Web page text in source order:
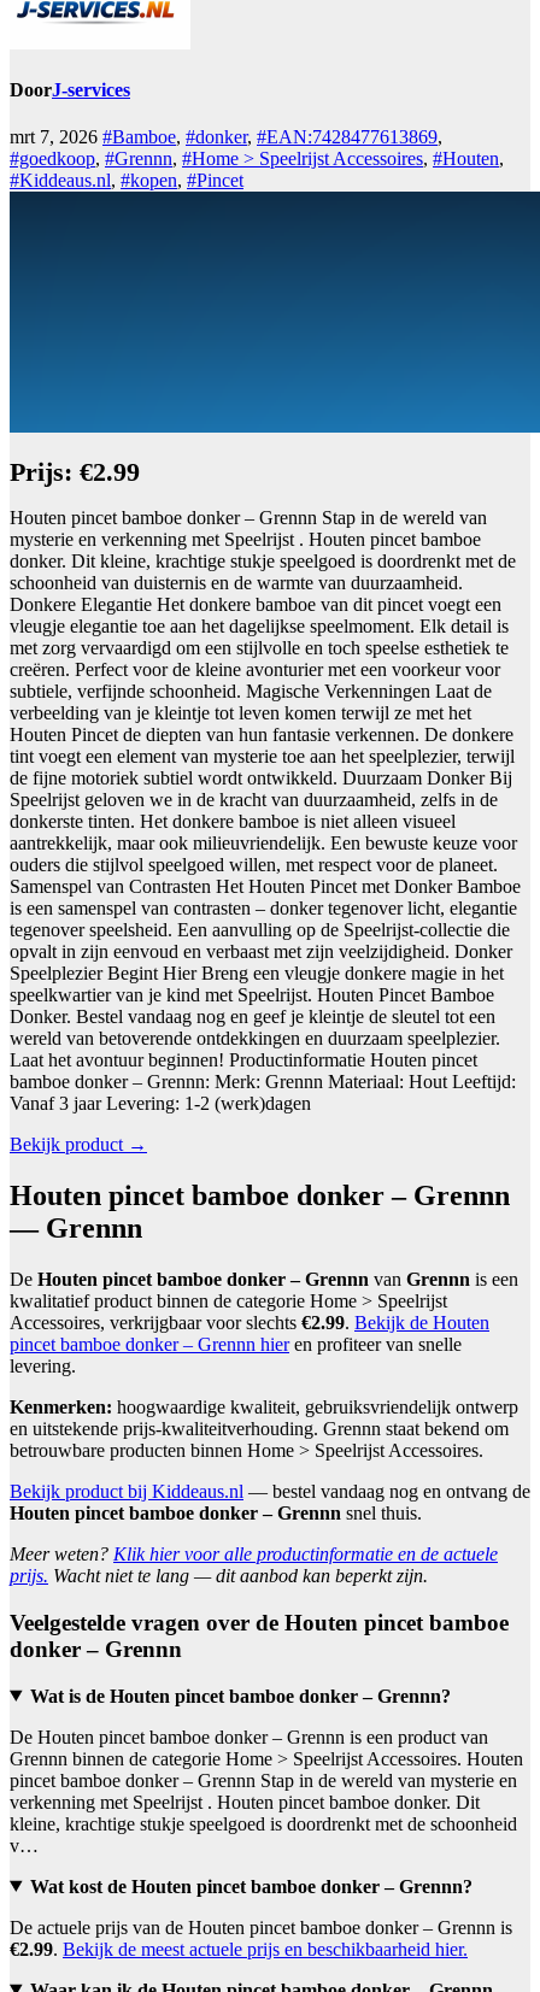
DoorJ-services
mrt 7, 2026 #Bamboe, #donker, #EAN:7428477613869,
#goedkoop, #Grennn, #Home > Speelrijst Accessoires, #Houten,
#Kiddeaus.nl, #kopen, #Pincet
Prijs: €2.99
Houten pincet bamboe donker – Grennn Stap in de wereld van
mysterie en verkenning met Speelrijst . Houten pincet bamboe
donker. Dit kleine, krachtige stukje speelgoed is doordrenkt met de
schoonheid van duisternis en de warmte van duurzaamheid.
Donkere Elegantie Het donkere bamboe van dit pincet voegt een
vleugje elegantie toe aan het dagelijkse speelmoment. Elk detail is
met zorg vervaardigd om een stijlvolle en toch speelse esthetiek te
creëren. Perfect voor de kleine avonturier met een voorkeur voor
subtiele, verfijnde schoonheid. Magische Verkenningen Laat de
verbeelding van je kleintje tot leven komen terwijl ze met het
Houten Pincet de diepten van hun fantasie verkennen. De donkere
tint voegt een element van mysterie toe aan het speelplezier, terwijl
de fijne motoriek subtiel wordt ontwikkeld. Duurzaam Donker Bij
Speelrijst geloven we in de kracht van duurzaamheid, zelfs in de
donkerste tinten. Het donkere bamboe is niet alleen visueel
aantrekkelijk, maar ook milieuvriendelijk. Een bewuste keuze voor
ouders die stijlvol speelgoed willen, met respect voor de planeet.
Samenspel van Contrasten Het Houten Pincet met Donker Bamboe
is een samenspel van contrasten – donker tegenover licht, elegantie
tegenover speelsheid. Een aanvulling op de Speelrijst-collectie die
opvalt in zijn eenvoud en verbaast met zijn veelzijdigheid. Donker
Speelplezier Begint Hier Breng een vleugje donkere magie in het
speelkwartier van je kind met Speelrijst. Houten Pincet Bamboe
Donker. Bestel vandaag nog en geef je kleintje de sleutel tot een
wereld van betoverende ontdekkingen en duurzaam speelplezier.
Laat het avontuur beginnen! Productinformatie Houten pincet
bamboe donker – Grennn: Merk: Grennn Materiaal: Hout Leeftijd:
Vanaf 3 jaar Levering: 1-2 (werk)dagen
Bekijk product →
Houten pincet bamboe donker – Grennn
— Grennn
De Houten pincet bamboe donker – Grennn van Grennn is een
kwalitatief product binnen de categorie Home > Speelrijst
Accessoires, verkrijgbaar voor slechts €2.99. Bekijk de Houten
pincet bamboe donker – Grennn hieren profiteer van snelle
levering.
Kenmerken: hoogwaardige kwaliteit, gebruiksvriendelijk ontwerp
en uitstekende prijs-kwaliteitverhouding. Grennn staat bekend om
betrouwbare producten binnen Home > Speelrijst Accessoires.
Bekijk product bij Kiddeaus.nl — bestel vandaag nog en ontvang de
Houten pincet bamboe donker – Grennn snel thuis.
Meer weten? Klik hier voor alle productinformatie en de actuele
prijs. Wacht niet te lang — dit aanbod kan beperkt zijn.
Veelgestelde vragen over de Houten pincet bamboe
donker – Grennn
Wat is de Houten pincet bamboe donker – Grennn?
De Houten pincet bamboe donker – Grennn is een product van
Grennn binnen de categorie Home > Speelrijst Accessoires. Houten
pincet bamboe donker – Grennn Stap in de wereld van mysterie en
verkenning met Speelrijst . Houten pincet bamboe donker. Dit
kleine, krachtige stukje speelgoed is doordrenkt met de schoonheid
v…
Wat kost de Houten pincet bamboe donker – Grennn?
De actuele prijs van de Houten pincet bamboe donker – Grennn is
€2.99. Bekijk de meest actuele prijs en beschikbaarheid hier.